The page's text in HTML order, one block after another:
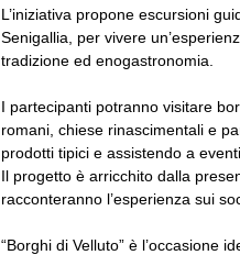
L’iniziativa propone escursioni
Senigallia, per vivere
tradizione ed enogastronomia.
I partecipanti potranno visitare
romani, chiese rinascimentali e
prodotti tipici e assistendo a
Il progetto è arricchito dalla
racconteranno l’esperienza sui
“Borghi di Velluto” è l’occasione